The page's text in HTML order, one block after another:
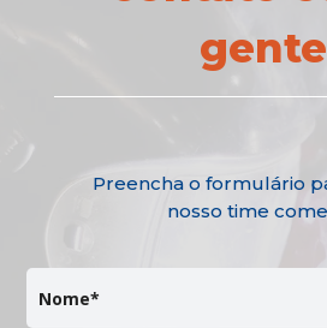
Preencha o formulário
nosso time
Nome*